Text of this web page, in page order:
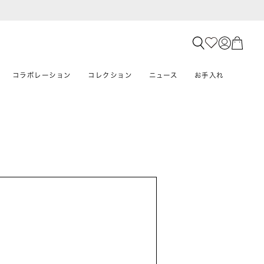
コラボレーション コレクション ニュース お手入れ